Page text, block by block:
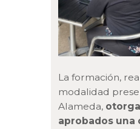
La formación,
modalidad
Alameda,
aprobados